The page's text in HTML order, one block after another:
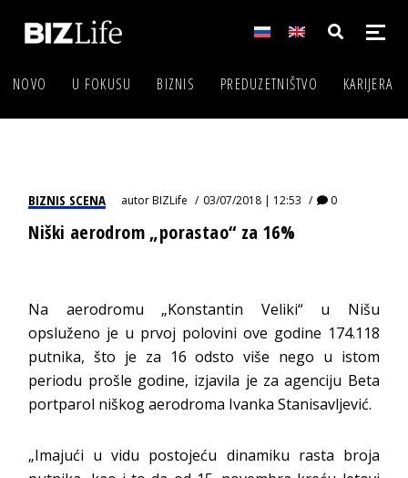
NOVO U FOKUSU BIZNIS PREDUZETNIŠTVO KARIJERA
BIZNIS SCENA autorBIZLife 03/07/2018 | 12:53 0
Niški aerodrom „porastao“ za 16%
Na aerodromu „Konstantin Veliki“ u Nišu
opsluženo je u prvoj polovini ove godine 174.118
putnika, što je za 16 odsto više nego u istom
periodu prošle godine, izjavila je za agenciju Beta
portparol niškog aerodroma Ivanka Stanisavljević.
„Imajući u vidu postojeću dinamiku rasta broja